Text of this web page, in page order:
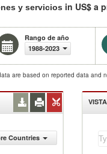
y servicios in US$ a
Rango de año
1988-2023
are based on reported data and
Countries